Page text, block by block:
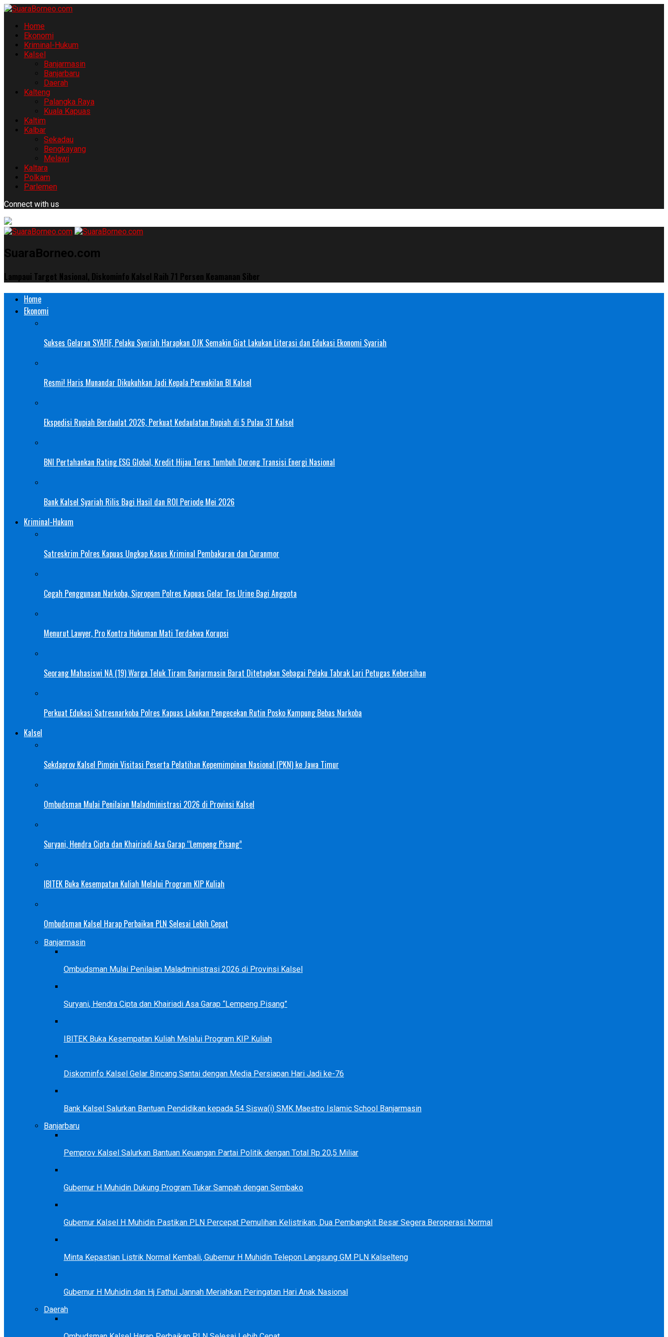
Home
Ekonomi
Kriminal-Hukum
Kalsel
Banjarmasin
Banjarbaru
Daerah
Kalteng
Palangka Raya
Kuala Kapuas
Kaltim
Kalbar
Sekadau
Bengkayang
Melawi
Kaltara
Polkam
Parlemen
Connect with us
SuaraBorneo.com
Lampaui Target Nasional, Diskominfo Kalsel Raih 71 Persen Keamanan Siber
Home
Ekonomi
Sukses Gelaran SYAFIF, Pelaku Syariah Harapkan OJK Semakin Giat Lakukan Literasi dan Edukasi Ekonomi Syariah
Resmi! Haris Munandar Dikukuhkan Jadi Kepala Perwakilan BI Kalsel
Ekspedisi Rupiah Berdaulat 2026, Perkuat Kedaulatan Rupiah di 5 Pulau 3T Kalsel
BNI Pertahankan Rating ESG Global, Kredit Hijau Terus Tumbuh Dorong Transisi Energi Nasional
Bank Kalsel Syariah Rilis Bagi Hasil dan ROI Periode Mei 2026
Kriminal-Hukum
Satreskrim Polres Kapuas Ungkap Kasus Kriminal Pembakaran dan Curanmor
Cegah Penggunaan Narkoba, Sipropam Polres Kapuas Gelar Tes Urine Bagi Anggota
Menurut Lawyer, Pro Kontra Hukuman Mati Terdakwa Korupsi
Seorang Mahasiswi NA (19) Warga Teluk Tiram Banjarmasin Barat Ditetapkan Sebagai Pelaku Tabrak Lari Petugas Kebersihan
Perkuat Edukasi Satresnarkoba Polres Kapuas Lakukan Pengecekan Rutin Posko Kampung Bebas Narkoba
Kalsel
Sekdaprov Kalsel Pimpin Visitasi Peserta Pelatihan Kepemimpinan Nasional (PKN) ke Jawa Timur
Ombudsman Mulai Penilaian Maladministrasi 2026 di Provinsi Kalsel
Suryani, Hendra Cipta dan Khairiadi Asa Garap “Lempeng Pisang”
IBITEK Buka Kesempatan Kuliah Melalui Program KIP Kuliah
Ombudsman Kalsel Harap Perbaikan PLN Selesai Lebih Cepat
Banjarmasin
Ombudsman Mulai Penilaian Maladministrasi 2026 di Provinsi Kalsel
Suryani, Hendra Cipta dan Khairiadi Asa Garap “Lempeng Pisang”
IBITEK Buka Kesempatan Kuliah Melalui Program KIP Kuliah
Diskominfo Kalsel Gelar Bincang Santai dengan Media Persiapan Hari Jadi ke-76
Bank Kalsel Salurkan Bantuan Pendidikan kepada 54 Siswa(i) SMK Maestro Islamic School Banjarmasin
Banjarbaru
Pemprov Kalsel Salurkan Bantuan Keuangan Partai Politik dengan Total Rp 20,5 Miliar
Gubernur H Muhidin Dukung Program Tukar Sampah dengan Sembako
Gubernur Kalsel H Muhidin Pastikan PLN Percepat Pemulihan Kelistrikan, Dua Pembangkit Besar Segera Beroperasi Normal
Minta Kepastian Listrik Normal Kembali, Gubernur H Muhidin Telepon Langsung GM PLN Kalselteng
Gubernur H Muhidin dan Hj Fathul Jannah Meriahkan Peringatan Hari Anak Nasional
Daerah